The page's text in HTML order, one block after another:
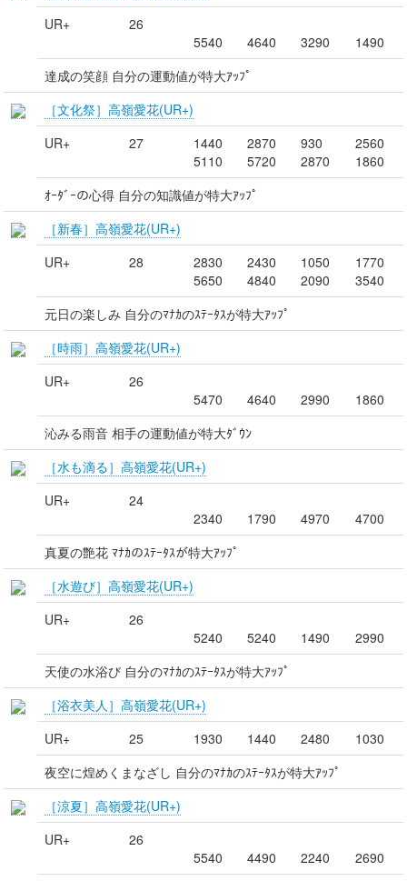
UR+
26
5540
4640 3290
1490
達成の笑顔 自分の運動値が特大ｱｯﾌﾟ
［文化祭］高嶺愛花(UR+)
UR+
27
1440
5110
2870
5720
930
2870
2560
1860
ｵｰﾀﾞｰの心得 自分の知識値が特大ｱｯﾌﾟ
［新春］高嶺愛花(UR+)
UR+
28
2830
5650
2430
4840
1050
2090
1770
3540
元日の楽しみ 自分のﾏﾅｶのｽﾃｰﾀｽが特大ｱｯﾌﾟ
［時雨］高嶺愛花(UR+)
UR+
26
5470
4640 2990
1860
沁みる雨音 相手の運動値が特大ﾀﾞｳﾝ
［水も滴る］高嶺愛花(UR+)
UR+
24
2340
1790 4970
4700
真夏の艶花 ﾏﾅｶのｽﾃｰﾀｽが特大ｱｯﾌﾟ
［水遊び］高嶺愛花(UR+)
UR+
26
5240
5240 1490
2990
天使の水浴び 自分のﾏﾅｶのｽﾃｰﾀｽが特大ｱｯﾌﾟ
［浴衣美人］高嶺愛花(UR+)
UR+
25 1930 1440 2480
1030
夜空に煌めくまなざし 自分のﾏﾅｶのｽﾃｰﾀｽが特大ｱｯﾌﾟ
［涼夏］高嶺愛花(UR+)
UR+
26
5540
4490 2240 2690